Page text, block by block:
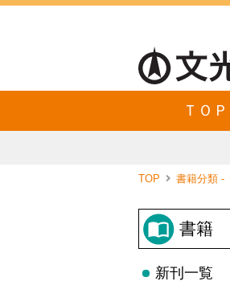
ＴＯＰ
TOP 書籍分類 -
書籍
新刊一覧